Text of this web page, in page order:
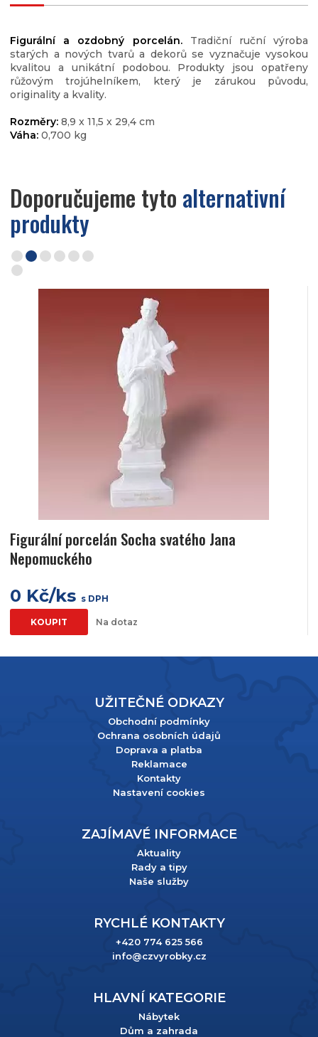
Figurální a ozdobný porcelán.Tradiční ruční výroba
starých a nových tvarů a dekorů se vyznačuje vysokou
kvalitou a unikátní podobou. Produkty jsou opatřeny
růžovým trojúhelníkem, který je zárukou původu,
originality a kvality.
Rozměry: 8,9 x 11,5 x 29,4 cm
Váha: 0,700 kg
Doporučujeme tyto alternativní
produkty
Figurální porcelán Socha svatého Jana
Nepomuckého
0 Kč/ks s DPH
KOUPIT Na dotaz
UŽITEČNÉ ODKAZY
Obchodní podmínky
Ochrana osobních údajů
Doprava a platba
Reklamace
Kontakty
Nastavení cookies
ZAJÍMAVÉ INFORMACE
Aktuality
Rady a tipy
Naše služby
RYCHLÉ KONTAKTY
+420 774 625 566
info@czvyrobky.cz
HLAVNÍ KATEGORIE
Nábytek
Dům a zahrada